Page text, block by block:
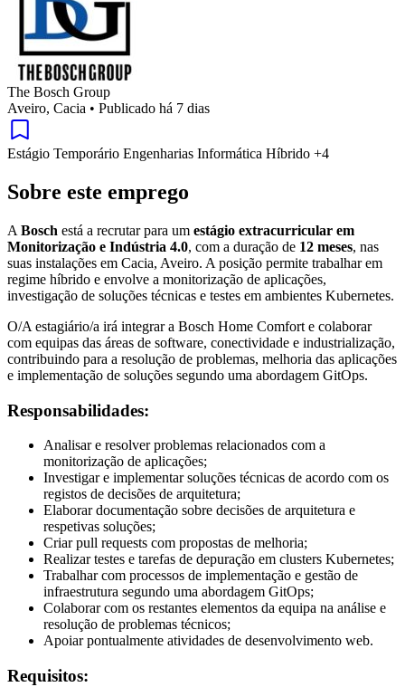
The Bosch Group
Aveiro, Cacia • Publicado há 7 dias
Estágio Temporário Engenharias Informática Híbrido +4
Sobre este emprego
A Bosch está a recrutar para um estágio extracurricular em
Monitorização e Indústria 4.0, com a duração de 12 meses, nas
suas instalações em Cacia, Aveiro. A posição permite trabalhar em
regime híbrido e envolve a monitorização de aplicações,
investigação de soluções técnicas e testes em ambientes Kubernetes.
O/A estagiário/a irá integrar a Bosch Home Comfort e colaborar
com equipas das áreas de software, conectividade e industrialização,
contribuindo para a resolução de problemas, melhoria das aplicações
e implementação de soluções segundo uma abordagem GitOps.
Responsabilidades:
Analisar e resolver problemas relacionados com a
monitorização de aplicações;
Investigar e implementar soluções técnicas de acordo com os
registos de decisões de arquitetura;
Elaborar documentação sobre decisões de arquitetura e
respetivas soluções;
Criar pull requests com propostas de melhoria;
Realizar testes e tarefas de depuração em clusters Kubernetes;
Trabalhar com processos de implementação e gestão de
infraestrutura segundo uma abordagem GitOps;
Colaborar com os restantes elementos da equipa na análise e
resolução de problemas técnicos;
Apoiar pontualmente atividades de desenvolvimento web.
Requisitos: